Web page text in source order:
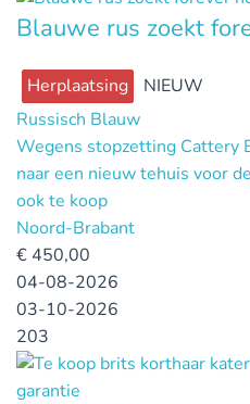
Blauwe rus zoekt
Herplaatsing
NIEUW
Russisch Blauw
Wegens stopzetting Cattery
naar een nieuw tehuis voor
ook te koop
Noord-Brabant
€ 450,00
04-08-2026
03-10-2026
203